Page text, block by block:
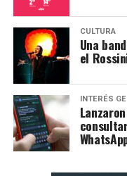
CULTURA
Una
el
INTERÉS